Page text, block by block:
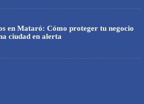
en Mataró: Cómo proteger tu negocio
ciudad en alerta